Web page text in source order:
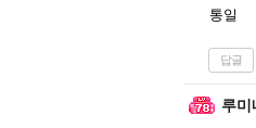
통일
답글
루미